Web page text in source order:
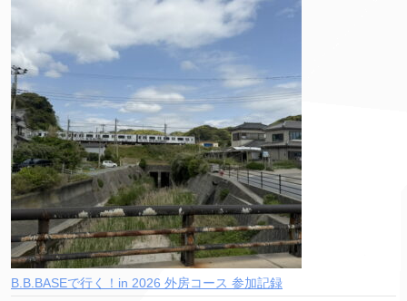
B.B.BASEで行く！in 2026 外房コース 参加記録